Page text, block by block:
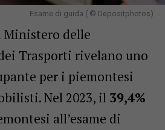
Esame di guida ( © Depositphotos)
delle
Trasporti rivelano uno
per i piemontesi
Nel 2023, il 39,4%
all’esame di